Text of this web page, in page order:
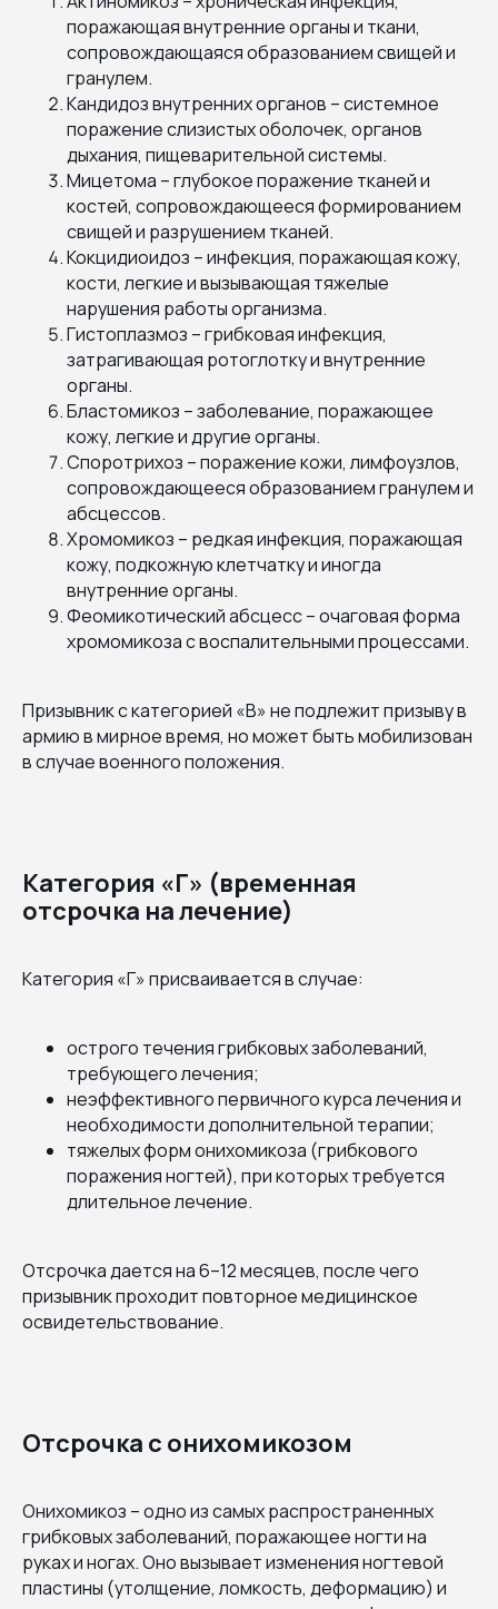
поражающая внутренние органы и ткани,
сопровождающаяся образованием свищей и
гранулем.
Кандидоз внутренних органов – системное
поражение слизистых оболочек, органов
дыхания, пищеварительной системы.
Мицетома – глубокое поражение тканей и
костей, сопровождающееся формированием
свищей и разрушением тканей.
Кокцидиоидоз – инфекция, поражающая кожу,
кости, легкие и вызывающая тяжелые
нарушения работы организма.
Гистоплазмоз – грибковая инфекция,
затрагивающая ротоглотку и внутренние
органы.
Бластомикоз – заболевание, поражающее
кожу, легкие и другие органы.
Споротрихоз – поражение кожи, лимфоузлов,
сопровождающееся образованием гранулем и
абсцессов.
Хромомикоз – редкая инфекция, поражающая
кожу, подкожную клетчатку и иногда
внутренние органы.
Феомикотический абсцесс – очаговая форма
хромомикоза с воспалительными процессами.
Призывник с категорией «В» не подлежит призыву в
армию в мирное время, но может быть мобилизован
в случае военного положения.
Категория «Г» (временная
отсрочка на лечение)
Категория «Г» присваивается в случае:
острого течения грибковых заболеваний,
требующего лечения;
неэффективного первичного курса лечения и
необходимости дополнительной терапии;
тяжелых форм онихомикоза (грибкового
поражения ногтей), при которых требуется
длительное лечение.
Отсрочка дается на 6–12 месяцев, после чего
призывник проходит повторное медицинское
освидетельствование.
Отсрочка с онихомикозом
Онихомикоз – одно из самых распространенных
грибковых заболеваний, поражающее ногти на
руках и ногах. Оно вызывает изменения ногтевой
пластины (утолщение, ломкость, деформацию) и